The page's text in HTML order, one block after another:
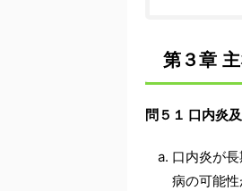
第３章
問５１ 口内炎
口内炎が
病の可能性